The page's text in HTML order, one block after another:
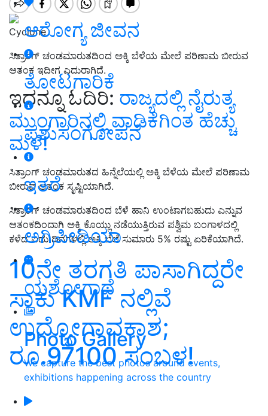
ಆರೋಗ್ಯ ಜೀವನ
ತೋಟಗಾರಿಕೆ
ಪಶುಸಂಗೋಪನೆ
ಇತರೆ
ಅಗ್ರಿಪೀಡಿಯಾ
ಯಶೋಗಾಥೆ
Photo Gallery
We capture the best photos around events,
exhibitions happening across the country
Cyclone
ಸಿತ್ರಾಂಗ್‌ ಚಂಡಮಾರುತದಿಂದ ಅಕ್ಕಿ ಬೆಳೆಯ ಮೇಲೆ ಪರಿಣಾಮ ಬೀರುವ
ಆತಂಕ ಇದೀಗ ಎದುರಾಗಿದೆ.
ಇದನ್ನೂ ಓದಿರಿ: ರಾಜ್ಯದಲ್ಲಿ ನೈರುತ್ಯ
ಮುಂಗಾರಿನಲ್ಲಿ ವಾಡಿಕೆಗಿಂತ ಹೆಚ್ಚು
ಮಳೆ!
ಸಿತ್ರಾಂಗ್‌ ಚಂಡಮಾರುತದ ಹಿನ್ನೆಲೆಯಲ್ಲಿ ಅಕ್ಕಿ ಬೆಳೆಯ ಮೇಲೆ ಪರಿಣಾಮ
ಬೀರುವ ಆತಂಕ ಸೃಷ್ಟಿಯಾಗಿದೆ.
ಸಿತ್ರಾಂಗ್ ಚಂಡಮಾರುತದಿಂದ ಬೆಳೆ ಹಾನಿ ಉಂಟಾಗಬಹುದು ಎನ್ನುವ
ಆತಂಕದಿಂದಾಗಿ ಅಕ್ಕಿ ಕೊಯ್ಲು ನಡೆಯುತ್ತಿರುವ ಪಶ್ವಿಮ ಬಂಗಾಳದಲ್ಲಿ
ಕಳೆದ ಐದು ದಿನಗಳಲ್ಲಿ ಅಕ್ಕಿ ಬೆಲೆ ಸುಮಾರು 5% ರಷ್ಟು ಏರಿಕೆಯಾಗಿದೆ.
10ನೇ ತರಗತಿ ಪಾಸಾಗಿದ್ದರೇ
ಸಾಕು KMF ನಲ್ಲಿವೆ
ಉದ್ಯೋಗಾವಕಾಶ;
ರೂ.97100 ಸಂಬಳ!